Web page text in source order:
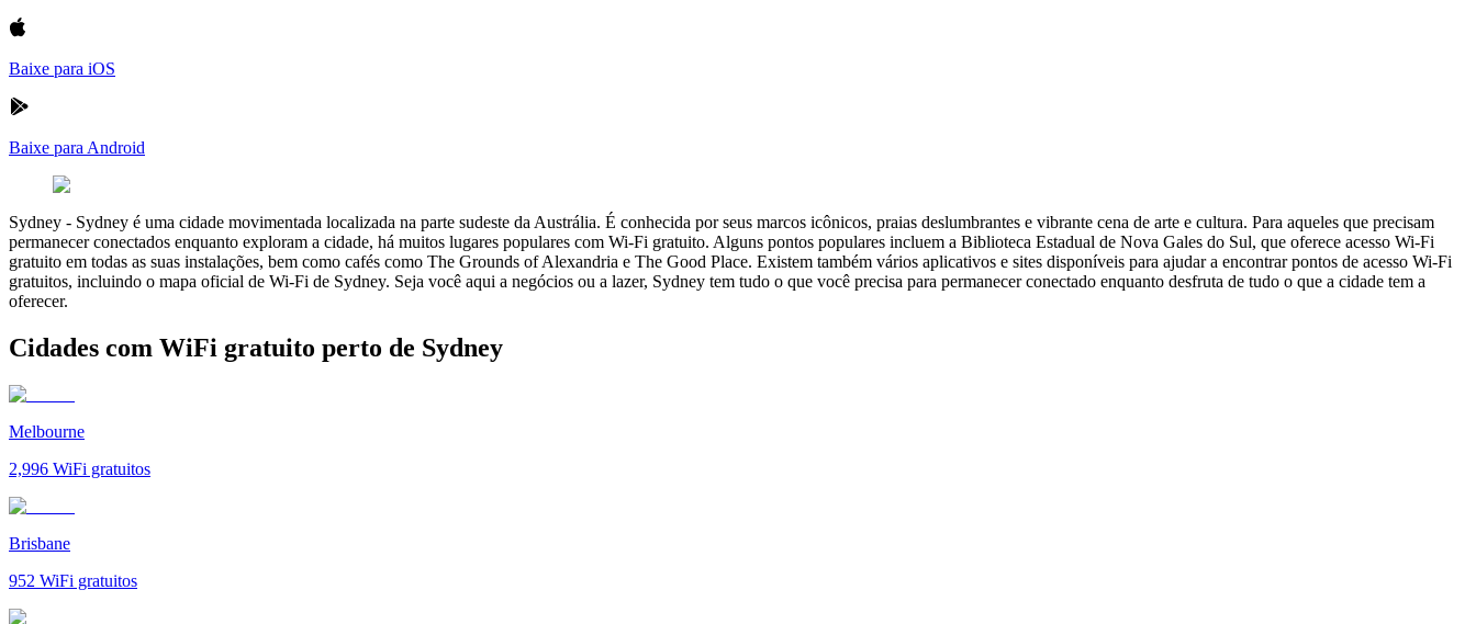
Baixe para iOS
Baixe para Android
Sydney - Sydney é uma cidade movimentada localizada na parte sudeste da Austrália. É conhecida por seus marcos icônicos, praias deslumbrantes e vibrante cena de arte e cultura. Para aqueles que precisam
permanecer conectados enquanto exploram a cidade, há muitos lugares populares com Wi-Fi gratuito. Alguns pontos populares incluem a Biblioteca Estadual de Nova Gales do Sul, que oferece acesso Wi-Fi
gratuito em todas as suas instalações, bem como cafés como The Grounds of Alexandria e The Good Place. Existem também vários aplicativos e sites disponíveis para ajudar a encontrar pontos de acesso Wi-Fi
gratuitos, incluindo o mapa oficial de Wi-Fi de Sydney. Seja você aqui a negócios ou a lazer, Sydney tem tudo o que você precisa para permanecer conectado enquanto desfruta de tudo o que a cidade tem a
oferecer.
Cidades com WiFi gratuito perto de Sydney
Melbourne
2,996 WiFi gratuitos
Brisbane
952 WiFi gratuitos